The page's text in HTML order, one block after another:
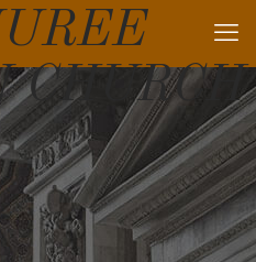
CHURCH